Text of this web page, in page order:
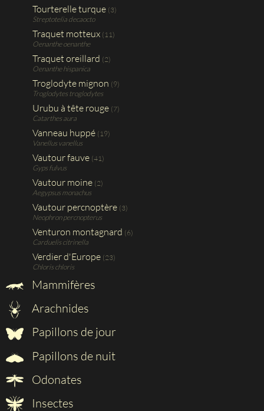
Tourterelle turque (3)
Streptotelia decaocto
Traquet motteux (11)
Oenanthe oenanthe
Traquet oreillard (2)
Oenanthe hispanica
Troglodyte mignon (9)
Troglodytes troglodytes
Urubu à tête rouge (7)
Catarthes aura
Vanneau huppé (19)
Vanellus vanellus
Vautour fauve (41)
Gyps fulvus
Vautour moine (2)
Aegypsus monachus
Vautour percnoptère (3)
Neophron percnopterus
Venturon montagnard (6)
Carduelis citrinella
Verdier d'Europe (23)
Chloris chloris
Mammifères
Arachnides
Papillons de jour
Papillons de nuit
Odonates
Insectes